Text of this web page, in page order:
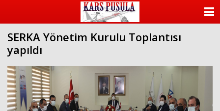
SERKA Yönetim Kurulu Toplantısı
yapıldı
KATEGORİLER
FOTO GALERİ